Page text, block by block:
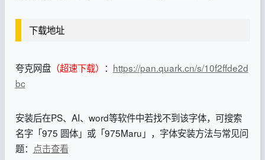
下载地址
夸克网盘（超速下载） ： https://pan.quark.cn/s/10f2ffde2d
bc
安装后在PS、AI、word等软件中若找不到该字体，可搜索
名字「975 圆体」或「975Maru」，字体安装方法与常见问
题： 点击查看